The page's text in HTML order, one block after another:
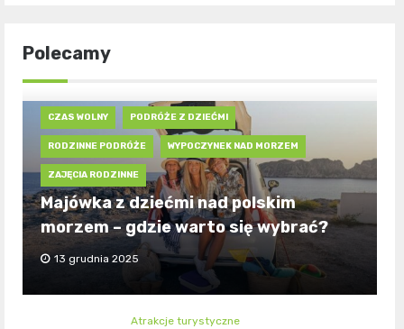
Polecamy
CZAS WOLNY PODRÓŻE Z DZIEĆMI
RODZINNE PODRÓŻE WYPOCZYNEK NAD MORZEM
ZAJĘCIA RODZINNE
Majówka z dziećmi nad polskim
morzem – gdzie warto się wybrać?
13 grudnia 2025
Atrakcje turystyczne